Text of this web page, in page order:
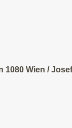
1080 Wien /